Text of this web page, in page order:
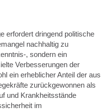
erfordert dringend politische
nachhaltig zu
, sondern ein
Verbesserungen der
ein erheblicher Anteil der aus
zurückgewonnen als
und Krankheitsstände
im